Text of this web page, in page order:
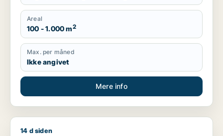
Areal
100 - 1.000 m2
Max. per måned
Ikke angivet
Mere info
Cicilie søger kontor, lager, værksted, butik,
14 d siden